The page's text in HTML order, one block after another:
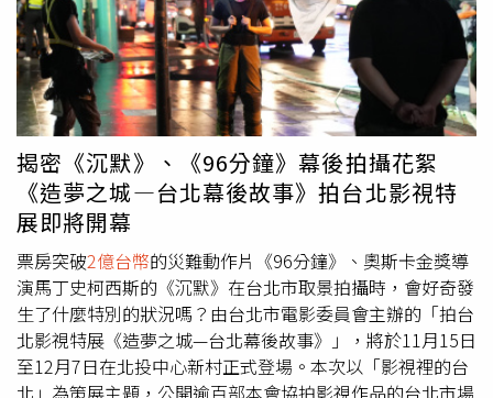
音樂家，一探天才和凡人在追逐藝術過程中的孤獨與壯烈。
三部作品共同展現文學與影像交會的深度與力量。《那個男
人》則改編自平野啟一郎的同名小說，描述一名律師發現一
名死去男子生前冒用他人姓名與人生。（圖／海鵬提供）近
年來修復版電影在台灣影市蔚為風潮，但背後的版權談判、
選片考量與行銷壓力卻鮮為人知。台中市影視發展基金會特
別邀請曾發行日本動畫大師金敏系列經典、奧斯卡最佳動畫
片《喵的奇幻漂流》以及金馬獎最佳新演員《左撇子女孩》
等優秀作品的總監王鴻碩於3月7日（六）16:00蒞臨演講，
分享片商第一線操盤手如何從浩瀚影史中，挑選具有市場潛
力的經典，並在數位時代如何經營藝術電影品牌，從影像美
學到產業實務，讓觀眾理解一部經典電影如何走進戲院。三
月份「WOW！動畫」單元，除放映《東京教父：4K數位修
復版》，亦選映適合闔家欣賞的改編自安徒生經典童話《冰
雪壞皇后》，兩部動畫片皆開放免費索票入場。《冰雪壞皇
卡爾（克里斯多福赫斯特飾）的生活步調始終像鐘錶般地精
準。他對鎮上每個顧客的喜好聊若指掌，並以能為他們挑選
到最合適的書而感到自豪。每天總將一本本書，親手包好、
送到顧客的家門口。直到有天，他井然有序的生活，突然因
為一個失去母親的9歲女孩莎莎（尤娜班尼特 Yuna Bennett
飾）的闖入而改變…。該片探討孤獨、悲傷以及文學的治癒
力量，強調善良在人性與社群的重要，獲媒體盛讚是「一封
歌頌書籍與閱讀的情書」，獲選為德國觀眾年度最喜愛的電
影之一。有趣的是，這部改編真人實事的電影《門對門移動
書店》，片中書店竟然真實存在，就是座落於德國西部邊
境，與比利時、荷蘭接壤的山城亞琛（Aachen），深耕閱
讀文化50年、四度榮獲「德國年度書店獎」的傳奇書店
「Backhaus」。全盛時期聲名擴及全歐洲，一年舉辦70多
場講座，不少諾貝爾得主及重量級作家都曾在此分享作品。
而片中現今幾乎不可能存在的「送書人」，也確實真有其
揭密《沉默》、《96分鐘》幕後拍攝花絮
《造夢之城—台北幕後故事》拍台北影視特
展即將開幕
票房突破2億台幣的災難動作片《96分鐘》、奧斯卡金獎導
演馬丁史柯西斯的《沉默》在台北市取景拍攝時，會好奇發
生了什麼特別的狀況嗎？由台北市電影委員會主辦的「拍台
北影視特展《造夢之城—台北幕後故事》」，將於11月15日
至12月7日在北投中心新村正式登場。本次以「影視裡的台